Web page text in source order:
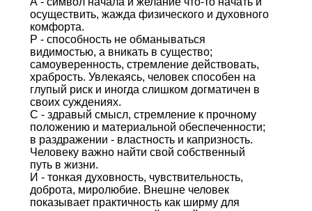
осуществить, жажда физического и духовного
комфорта.
Р - способность не обманываться
видимостью, а вникать в существо;
самоуверенность, стремление действовать,
храбрость. Увлекаясь, человек способен на
глупый риск и иногда слишком догматичен в
своих суждениях.
С - здравый смысл, стремление к прочному
положению и материальной обеспеченности;
в раздражении - властность и капризность.
Человеку важно найти свой собственный
путь в жизни.
И - тонкая духовность, чувствительность,
доброта, миролюбие. Внешне человек
показывает практичность как ширму для